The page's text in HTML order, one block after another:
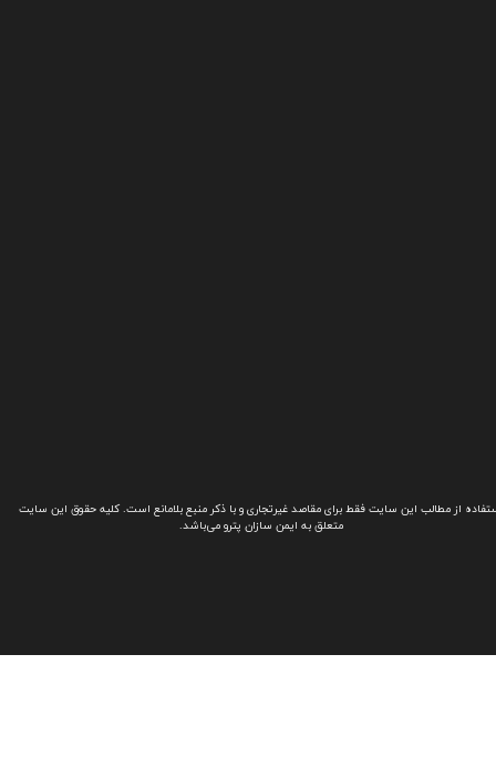
از مطالب این سایت فقط برای مقاصد غیرتجاری و با ذکر منبع بلامانع است. کلیه حقوق این سایت
متعلق به ایمن سازان پترو می‌باشد.